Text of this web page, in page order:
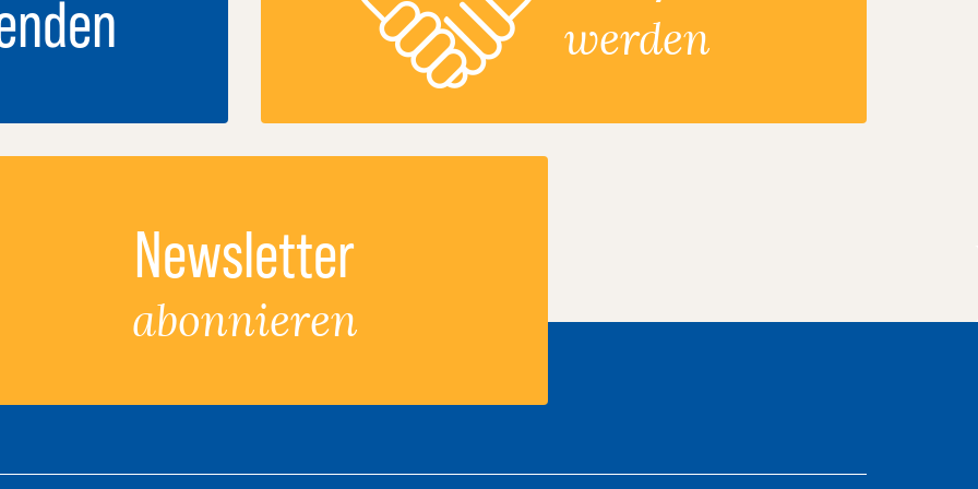
werden
Newsletter
abonnieren